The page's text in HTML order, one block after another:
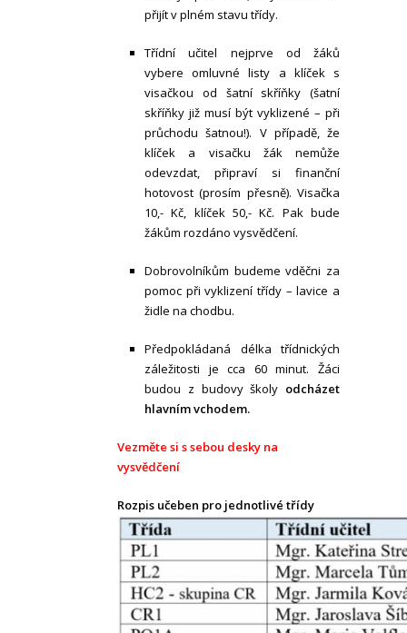
přijít v plném stavu třídy.
Třídní učitel nejprve od žáků
vybere omluvné listy a klíček s
visačkou od šatní skříňky (šatní
skříňky již musí být vyklizené – při
průchodu šatnou!). V případě, že
klíček a visačku žák nemůže
odevzdat, připraví si finanční
hotovost (prosím přesně). Visačka
10,- Kč, klíček 50,- Kč. Pak bude
žákům rozdáno vysvědčení.
Dobrovolníkům budeme vděčni za
pomoc při vyklizení třídy – lavice a
židle na chodbu.
Předpokládaná délka třídnických
záležitosti je cca 60 minut. Žáci
budou z budovy školy odcházet
hlavním vchodem.
Vezměte si s sebou desky na
vysvědčení
Rozpis učeben pro jednotlivé třídy